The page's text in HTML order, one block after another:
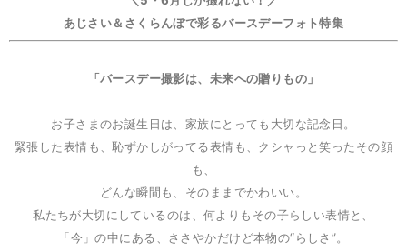
あじさい＆さくらんぼで彩るバースデーフォト特集
「バースデー撮影は、未来への贈りもの」
お子さまのお誕生日は、家族にとっても大切な記念日。
緊張した表情も、恥ずかしがってる表情も、クシャっと笑ったその顔
も、
どんな瞬間も、そのままでかわいい。
私たちが大切にしているのは、何よりもその子らしい表情と、
「今」の中にある、ささやかだけど本物の“らしさ”。